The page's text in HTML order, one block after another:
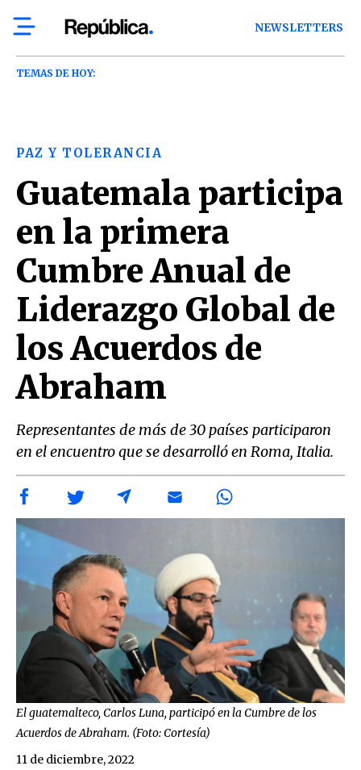
NEWSLETTERS
TEMAS DE HOY:
PAZ Y TOLERANCIA
Guatemala participa
en la primera
Cumbre Anual de
Liderazgo Global de
los Acuerdos de
Abraham
Representantes de más de 30 países participaron
en el encuentro que se desarrolló en Roma, Italia.
El guatemalteco, Carlos Luna, participó en la Cumbre de los
Acuerdos de Abraham. (Foto: Cortesía)
11 de diciembre, 2022